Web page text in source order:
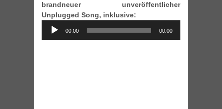
brandneuer unveröffentlicher
Unplugged Song, inklusive:
Audio
Player
00:00 00:00